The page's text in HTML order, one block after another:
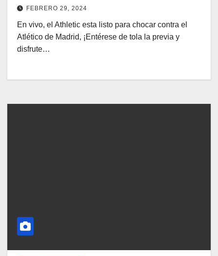
FEBRERO 29, 2024
En vivo, el Athletic esta listo para chocar contra el
Atlético de Madrid, ¡Entérese de tola la previa y
disfrute…